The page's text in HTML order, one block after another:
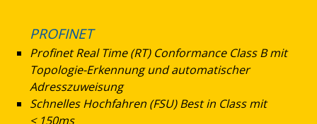
PROFINET
Profinet Real Time (RT) Conformance Class B mit
Topologie-Erkennung und automatischer
Adresszuweisung
Schnelles Hochfahren (FSU) Best in Class mit
< 150ms